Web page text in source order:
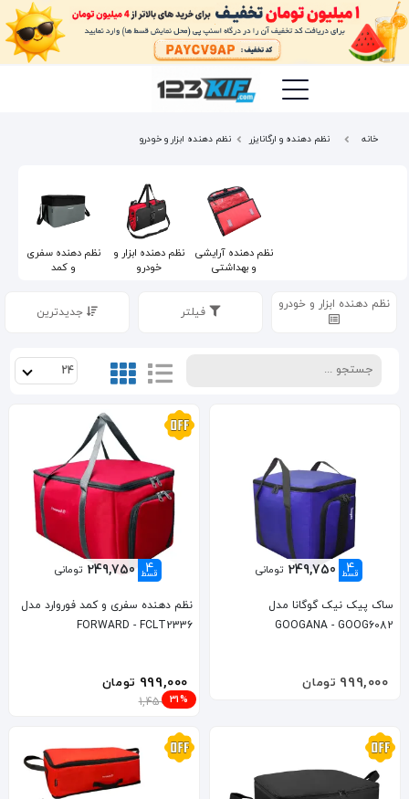
خانه نظم دهنده و ارگانایزر نظم دهنده ابزار و خودرو
نظم دهنده سفری
و کمد
نظم دهنده ابزار و
خودرو
نظم دهنده آرایشی
و بهداشتی
جدیدترین
نظم دهنده ابزار و خودرو
24
4
قسط 249,750 تومانی
ساک پیک نیک گوگانا مدل
GOOGANA - GOOG6082
999,000 تومان
4
قسط 249,750 تومانی
نظم دهنده سفری و کمد فوروارد مدل
FORWARD - FCLT2336
999,000 تومان
1,450,000
31%